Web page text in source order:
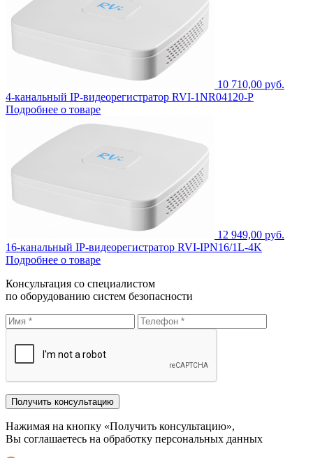
10 710,00 руб.
4-канальный IP-видеорегистратор RVI-1NR04120-P
Подробнее о товаре
12 949,00 руб.
16-канальный IP-видеорегистратор RVI-IPN16/1L-4K
Подробнее о товаре
Консультация со специалистом
по оборудованию систем безопасности
Нажимая на кнопку «Получить консультацию»,
Вы соглашаетесь на обработку персональных данных